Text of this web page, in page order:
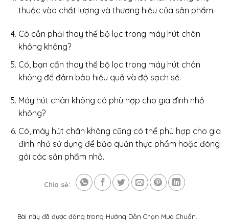
thuộc vào chất lượng và thương hiệu của sản phẩm.
Có cần phải thay thế bộ lọc trong máy hút chân
không không?
Có, bạn cần thay thế bộ lọc trong máy hút chân
không để đảm bảo hiệu quả và độ sạch sẽ.
Máy hút chân không có phù hợp cho gia đình nhỏ
không?
Có, máy hút chân không cũng có thể phù hợp cho gia
đình nhỏ sử dụng để bảo quản thực phẩm hoặc đóng
gói các sản phẩm nhỏ.
Chia sẻ:
Bài này đã được đăng trong Hướng Dẫn Chọn Mua Chuẩn.